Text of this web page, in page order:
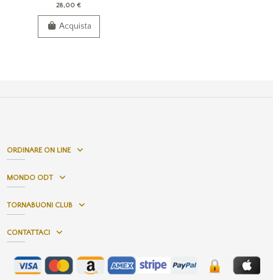
28,00 €
Acquista
ORDINARE ON LINE
MONDO ODT
TORNABUONI CLUB
CONTATTACI